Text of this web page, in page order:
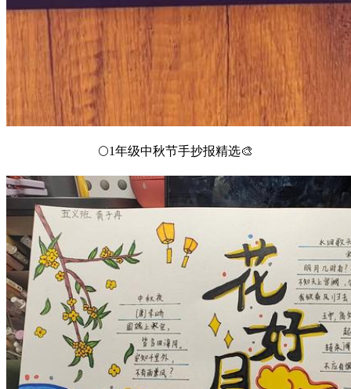
🌕1年级中秋节手抄报精选🎨